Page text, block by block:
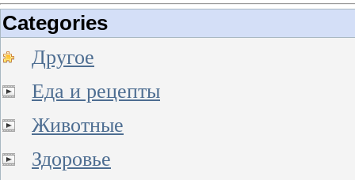
Categories
Другое
Еда и рецепты
Животные
Здоровье